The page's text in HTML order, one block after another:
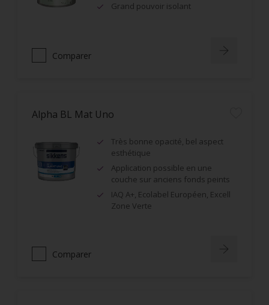
Grand pouvoir isolant
Comparer
Alpha BL Mat Uno
Très bonne opacité, bel aspect
esthétique
Application possible en une
couche sur anciens fonds peints
IAQ A+, Ecolabel Européen, Excell
Zone Verte
Comparer